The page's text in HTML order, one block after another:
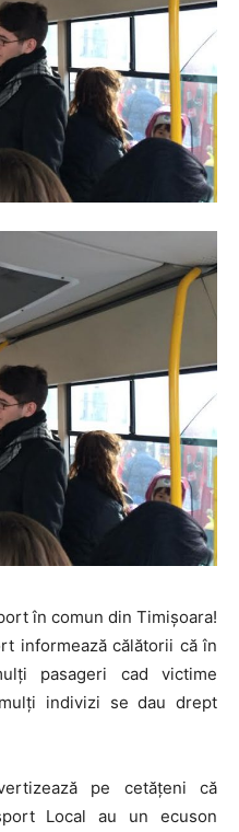
în comun din Timișoara!
informează călătorii că în
pasageri cad victime
indivizi se dau drept
pe cetățeni că
Local au un ecuson